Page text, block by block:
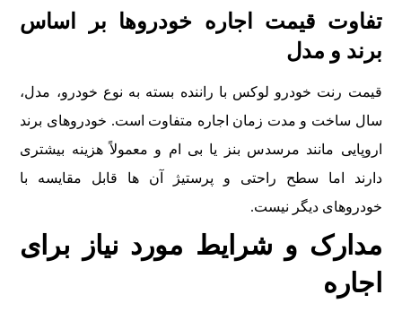
تفاوت قیمت اجاره خودروها بر اساس
برند و مدل
قیمت رنت خودرو لوکس با راننده بسته به نوع خودرو، مدل،
سال ساخت و مدت زمان اجاره متفاوت است. خودروهای برند
اروپایی مانند مرسدس بنز یا بی ام و معمولاً هزینه بیشتری
دارند اما سطح راحتی و پرستیژ آن ها قابل مقایسه با
خودروهای دیگر نیست.
مدارک و شرایط مورد نیاز برای
اجاره